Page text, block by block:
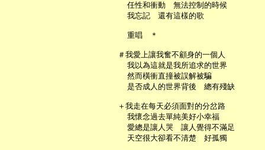
     任性和衝動　無法控制的時候
     我忘記　還有這樣的歌
     重唱　＊
   ＃我愛上讓我奮不顧身的一個人
     我以為這就是我所追求的世界
     然而橫衝直撞被誤解被騙
     是否成人的世界背後　總有殘缺
   ＋我走在每天必須面對的分岔路
     我懷念過去單純美好小幸福
     愛總是讓人哭　讓人覺得不滿足
     天空很大卻看不清楚　好孤獨